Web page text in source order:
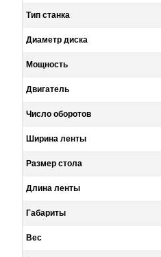
Тип станка
Диаметр диска
Мощность
Двигатель
Число оборотов
Ширина ленты
Размер стола
Длина ленты
Габариты
Вес